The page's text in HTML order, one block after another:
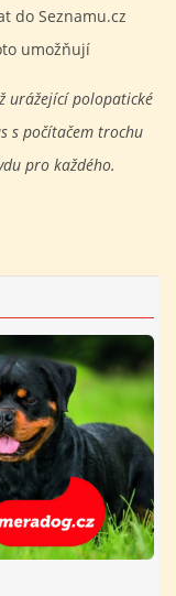
do Seznamu.cz
umožňují
urážející polopatické
s počítačem trochu
pro každého.